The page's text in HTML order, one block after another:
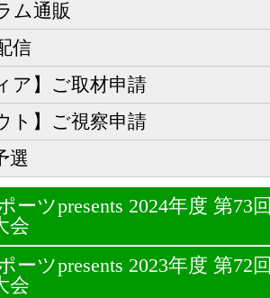
ム通販
信
ア】ご取材申請
ト】ご視察申請
選
ーツpresents 2024年度 第73
会
ーツpresents 2023年度 第72
会